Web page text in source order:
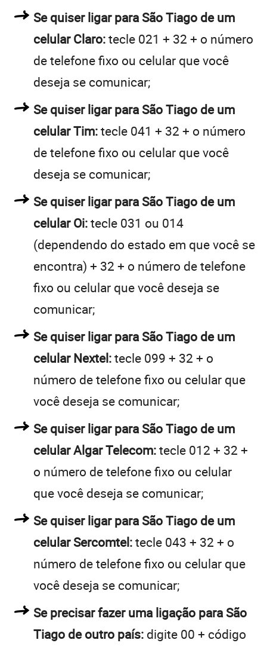
Se quiser ligar para São Tiago de um
celular Claro:tecle 021 + 32 + o número
de telefone fixo ou celular que você
deseja se comunicar;
Se quiser ligar para São Tiago de um
celular Tim:tecle 041 + 32 + o número
de telefone fixo ou celular que você
deseja se comunicar;
Se quiser ligar para São Tiago de um
celular Oi:tecle 031 ou 014
(dependendo do estado em que você se
encontra) + 32 + o número de telefone
fixo ou celular que você deseja se
comunicar;
Se quiser ligar para São Tiago de um
celular Nextel:tecle 099 + 32 + o
número de telefone fixo ou celular que
você deseja se comunicar;
Se quiser ligar para São Tiago de um
celular Algar Telecom:tecle 012 + 32 +
o número de telefone fixo ou celular
que você deseja se comunicar;
Se quiser ligar para São Tiago de um
celular Sercomtel:tecle 043 + 32 + o
número de telefone fixo ou celular que
você deseja se comunicar;
Se precisar fazer uma ligação para São
Tiago de outro país: digite 00 + código